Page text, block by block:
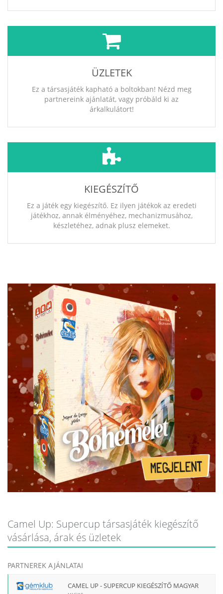
ÜZLETEK
Ez a társasjáték kapható a boltokban! Nézd meg
partnereink ajánlatát, vagy próbáld ki az
árkalkulátort!
KIEGÉSZÍTŐ
Ez a játék egy kiegészítő. Ez ilyen játékok az eredeti
játékhoz, annak élményéhez, mechanizmusához,
készletéhez, adnak plusz elemeket.
Camel Up: Supercup társasjáték kiegészítő
vásárlása, árak és üzletek
PARTNEREK AJÁNLATAI
CAMEL UP - SUPERCUP KIEGÉSZÍTŐ MAGYAR